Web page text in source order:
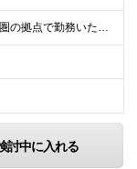
◎フルリモートも可 ◎首都圏の拠点で勤務いただくことを想定しております ■本社（湘南本社） 神奈川県藤沢市辻堂神台2-2-1 アイクロス湘南8階 └JR東海道線「辻堂駅」徒歩3分 ■東北支社 秋田
討中に入れる